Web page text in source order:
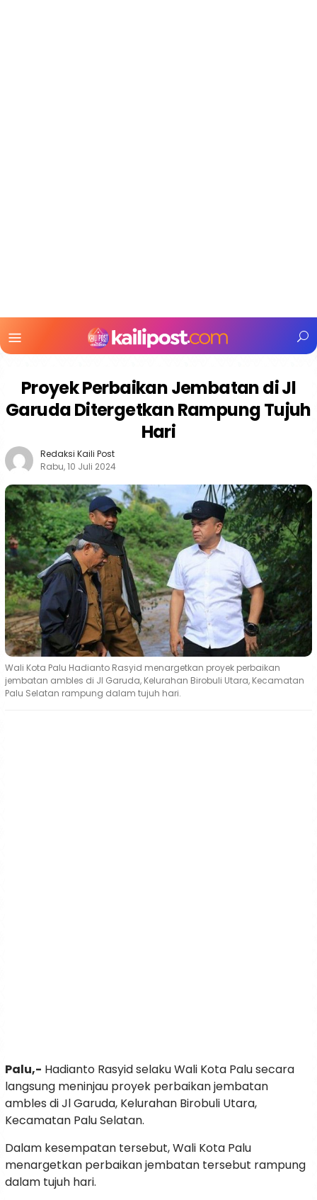
Mobile
Proyek Perbaikan Jembatan di Jl
Garuda Ditergetkan Rampung Tujuh
Hari
Redaksi Kaili Post
Rabu, 10 Juli 2024
Wali Kota Palu Hadianto Rasyid menargetkan proyek perbaikan
jembatan ambles di Jl Garuda, Kelurahan Birobuli Utara, Kecamatan
Palu Selatan rampung dalam tujuh hari.
Palu,- Hadianto Rasyid selaku Wali Kota Palu secara
langsung meninjau proyek perbaikan jembatan
ambles di Jl Garuda, Kelurahan Birobuli Utara,
Kecamatan Palu Selatan.
Dalam kesempatan tersebut, Wali Kota Palu
menargetkan perbaikan jembatan tersebut rampung
dalam tujuh hari.